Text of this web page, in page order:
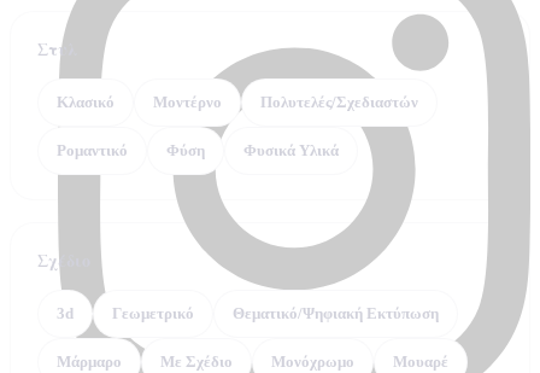
Στυλ
Κλασικό Μοντέρνο Πολυτελές/Σχεδιαστών
Ρομαντικό Φύση Φυσικά Υλικά
Σχέδιο
3d Γεωμετρικό Θεματικό/Ψηφιακή Εκτύπωση
Μάρμαρο Με Σχέδιο Μονόχρωμο Μουαρέ